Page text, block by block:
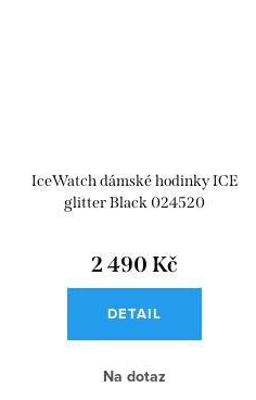
IceWatch dámské hodinky ICE
glitter Black 024520
2 490 Kč
DETAIL
Na dotaz